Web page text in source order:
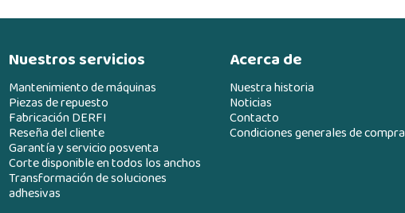
Nuestros servicios
Mantenimiento de máquinas
Piezas de repuesto
Fabricación DERFI
Reseña del cliente
Garantía y servicio posventa
Corte disponible en todos los anchos
Transformación de soluciones
adhesivas
Acerca de
Nuestra historia
Noticias
Contacto
Condiciones generales de compra